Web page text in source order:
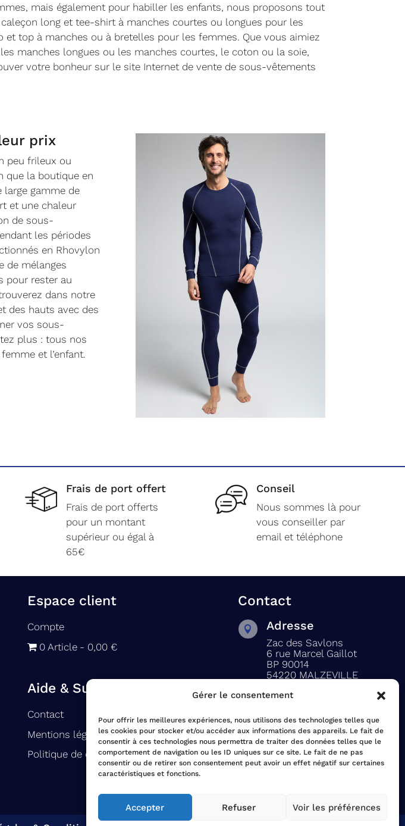
Gérer le consentement
Pour offrir les meilleures expériences, nous utilisons des technologies telles que
les cookies pour stocker et/ou accéder aux informations des appareils. Le fait de
consentir à ces technologies nous permettra de traiter des données telles que le
comportement de navigation ou les ID uniques sur ce site. Le fait de ne pas
consentir ou de retirer son consentement peut avoir un effet négatif sur certaines
caractéristiques et fonctions.
Accepter Refuser Voir les préférences
mais également pour habiller les enfants, nous proposons tout
long et tee-shirt à manches courtes ou longues pour les
et top à manches ou à bretelles pour les femmes. Que vous aimiez
manches longues ou les manches courtes, le coton ou la soie,
votre bonheur sur le site Internet de vente de sous-vêtements
prix
peu frileux ou
que la boutique en
large gamme de
et une chaleur
de sous-
les périodes
en Rhovylon
de mélanges
pour rester au
dans notre
des hauts avec des
vos sous-
plus : tous nos
et l’enfant.
Frais de port offert
Frais de port offerts
pour un montant
supérieur ou égal à
65€
Conseil
Nous sommes là pour
vous conseiller par
email et téléphone
Espace client
Compte
0 Article
0,00 €
Aide & Support
Contact
Mentions légales
Politique de confidentialité
Contact
 Adresse
Zac des Savlons
6 rue Marcel Gaillot
BP 90014
54220 MALZEVILLE
 Téléphone
03 83 22 83 43
 Email
solaytex@wanadoo.fr